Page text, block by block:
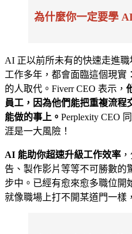
為什麼你一定要學
AI 正以前所未有的快速走進
工作多年，都會面臨這個現
的人取代。Fiverr CEO 表示，
員工，因為他們能把重複流
能做的事上。 Perplexity CEO
涯是一大風險！
AI 能助你超速升級工作效率
告、製作影片等等不可勝數的
步中。已經有愈來愈多職位
就像職場上打不開某道門一樣